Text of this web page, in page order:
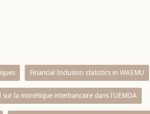
Financial Inclusion statistics in WAEMU
sur la monétique interbancaire dans l'UEMOA